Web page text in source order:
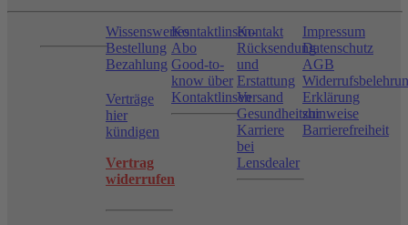
Wissenswertes
Bestellung
Bezahlung
Verträge
hier
kündigen
Vertrag
widerrufen
Kontaktlinsen-
Abo
Good-to-
know über
Kontaktlinsen
Kontakt
Rücksendung
und
Erstattung
Versand
Gesundheitshinweise
Karriere
bei
Lensdealer
Impressum
Datenschutz
AGB
Erklärung
zur
Barrierefreiheit